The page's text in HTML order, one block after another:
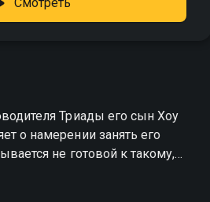
Триады его сын Хоу
о намерении занять его
не готовой к такому,
противника. Все